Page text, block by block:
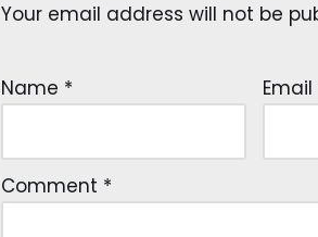
Your email address will not be
Name * Email
Comment *